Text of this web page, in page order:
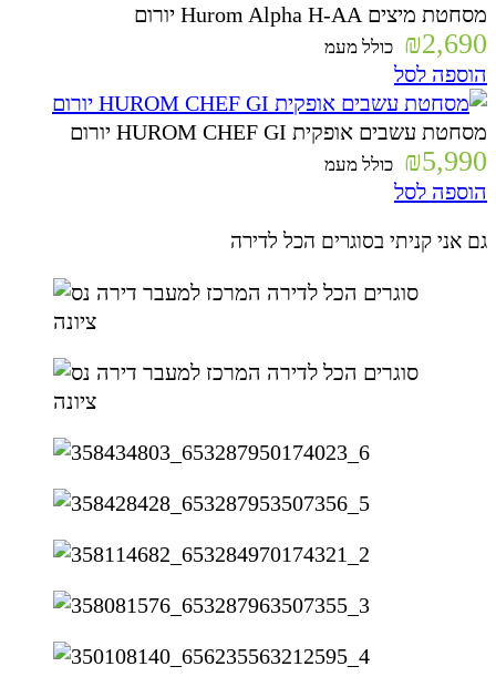
מסחטת מיצים Hurom Alpha H-AA יורום
₪2,690 כולל מעמ
הוספה לסל
מסחטת עשבים אופקית HUROM CHEF GI יורום
₪5,990 כולל מעמ
הוספה לסל
גם אני קניתי בסוגרים הכל לדירה